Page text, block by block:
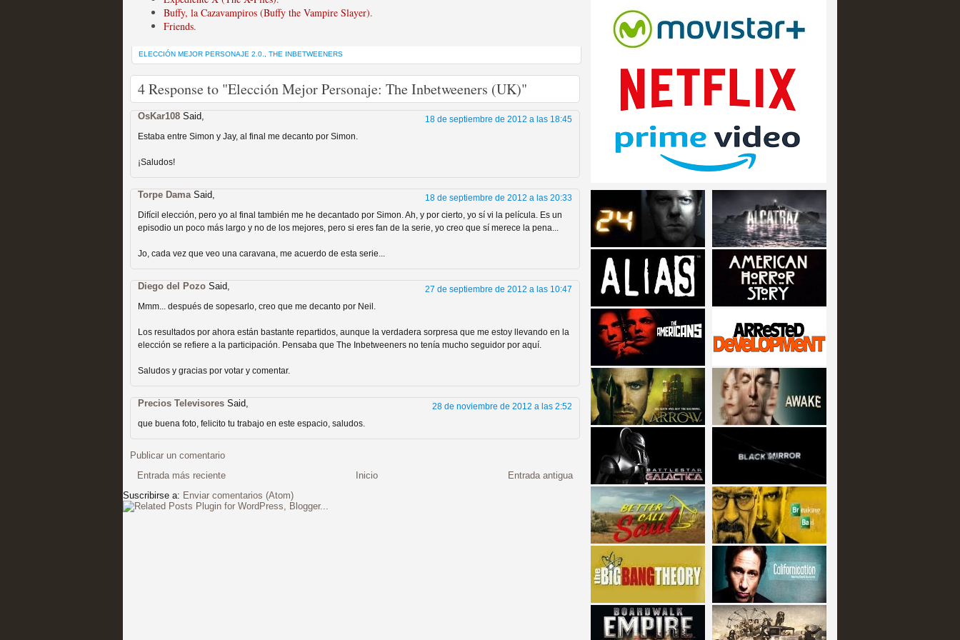
Las temporadas de pilotos de Amazon
MOLTISANTI
Recomendación de la semana
Galería con los Mejores Personajes de Series de
Televisión
Recomendación de la semana
Las productoras de las estrellas de cine y
televisión
MOLTISANTI
Recomendación de la semana
Buffy, la Cazavampiros (Buffy the Vampire Slayer).
Friends.
ELECCIÓN MEJOR PERSONAJE 2.0. THE INBETWEENERS
4 Response to "Elección Mejor Personaje: The Inbetweeners (UK)"
OsKar108 Said,
18 de septiembre de 2012 a las 18:45
Estaba entre Simon y Jay, al final me decanto por Simon.
¡Saludos!
Torpe Dama Said,
18 de septiembre de 2012 a las 20:33
Difícil elección, pero yo al final también me he decantado por Simon. Ah, y por cierto, yo sí vi la película. Es un
episodio un poco más largo y no de los mejores, pero si eres fan de la serie, yo creo que sí merece la pena...
Jo, cada vez que veo una caravana, me acuerdo de esta serie...
Diego del Pozo Said,
27 de septiembre de 2012 a las 10:47
Mmm... después de sopesarlo, creo que me decanto por Neil.
Los resultados por ahora están bastante repartidos, aunque la verdadera sorpresa que me estoy llevando en la
elección se refiere a la participación. Pensaba que The Inbetweeners no tenía mucho seguidor por aquí.
Saludos y gracias por votar y comentar.
Precios Televisores Said,
28 de noviembre de 2012 a las 2:52
que buena foto, felicito tu trabajo en este espacio, saludos.
Publicar un comentario
Entrada más reciente
Entrada antigua
Inicio
Suscribirse a: Enviar comentarios (Atom)